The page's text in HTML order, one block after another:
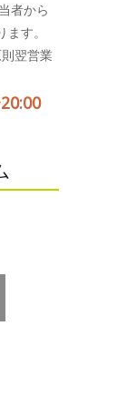
者から
す。
翌営業